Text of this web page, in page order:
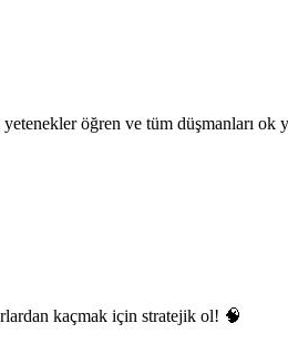
öğren ve tüm düşmanları ok
kaçmak için stratejik ol! 🧠